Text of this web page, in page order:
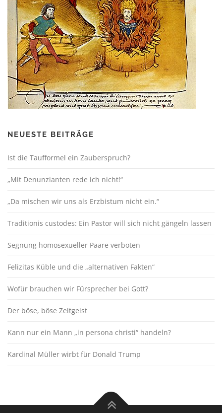
NEUESTE BEITRÄGE
Ist die Taufformel ein Zauberspruch?
„Mit Denunzianten rede ich nicht!“
„Da mischen wir uns als Erzbistum nicht ein.“
Traditionis custodes: Ein Pastor will sich nicht gängeln lassen
Segnung homosexueller Paare verboten
Felizitas Küble und die „alternativen Fakten“
Wofür brauchen wir Fürsprecher bei Gott?
Der böse, böse Zeitgeist
Kann nur ein Mann „in persona christi“ handeln?
Kardinal Müller wirbt für Donald Trump